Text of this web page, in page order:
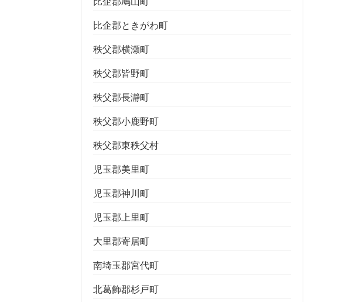
比企郡ときがわ町
秩父郡横瀬町
秩父郡皆野町
秩父郡長瀞町
秩父郡小鹿野町
秩父郡東秩父村
児玉郡美里町
児玉郡神川町
児玉郡上里町
大里郡寄居町
南埼玉郡宮代町
北葛飾郡杉戸町